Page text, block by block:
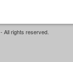
All rights reserved.